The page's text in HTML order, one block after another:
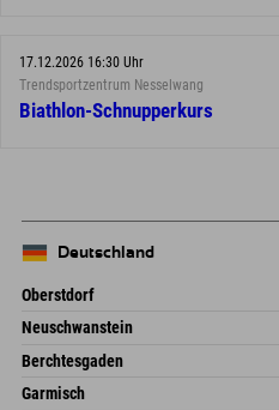
17.12.2026 16:30 Uhr
Trendsportzentrum Nesselwang
Biathlon-Schnupperkurs
Deutschland
Oberstdorf
An der Breitach 3
Deutschland
Neuschwanstein
An der Riese 45
87484 Nesselwang im Allgäu
Deutschland
Berchtesgaden
Hofreitstr. 7
Garmisch